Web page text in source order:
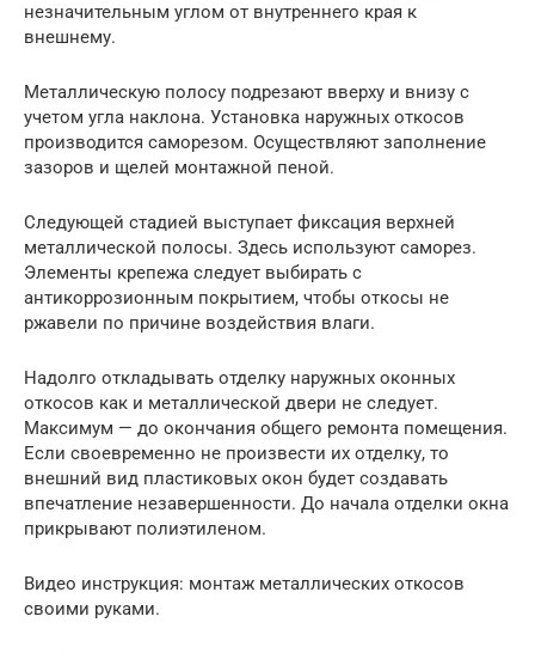
незначительным углом от внутреннего края к
внешнему.
Металлическую полосу подрезают вверху и внизу с
учетом угла наклона. Установка наружных откосов
производится саморезом. Осуществляют заполнение
зазоров и щелей монтажной пеной.
Следующей стадией выступает фиксация верхней
металлической полосы. Здесь используют саморез.
Элементы крепежа следует выбирать с
антикоррозионным покрытием, чтобы откосы не
ржавели по причине воздействия влаги.
Надолго откладывать отделку наружных оконных
откосов как и металлической двери не следует.
Максимум — до окончания общего ремонта помещения.
Если своевременно не произвести их отделку, то
внешний вид пластиковых окон будет создавать
впечатление незавершенности. До начала отделки окна
прикрывают полиэтиленом.
Видео инструкция: монтаж металлических откосов
своими руками.